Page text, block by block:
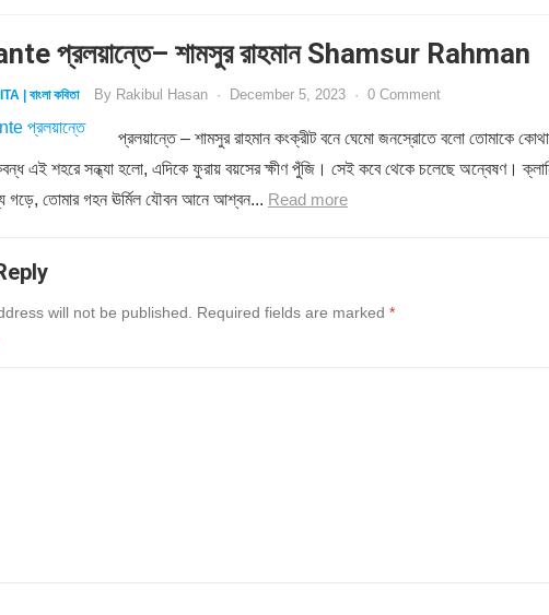
প্রলয়ান্তে– শামসুর রাহমান Shamsur Rahman
| বাংলা কবিতা By Rakibul Hasan · December 5, 2023 · 0 Comment
প্রলয়ান্তে – শামসুর রাহমান কংক্রীট বনে ঘেমো জনস্রোতে বলো তোমাকে
এই শহরে সন্ধ্যা হলো, এদিকে ফুরায় বয়সের ক্ষীণ পুঁজি। সেই কবে থেকে চলেছে অন্বেষণ।
গড়ে, তোমার গহন ঊর্মিল যৌবন আনে আশ্বন... Read more
will not be published. Required fields are marked *